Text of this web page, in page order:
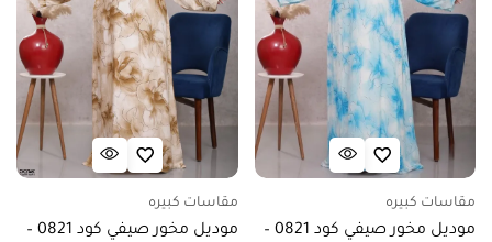
مقاسات كبيره
موديل مخور صيفي كود 0821 –
مقاسات كبيره
موديل مخور صيفي كود 0821 –